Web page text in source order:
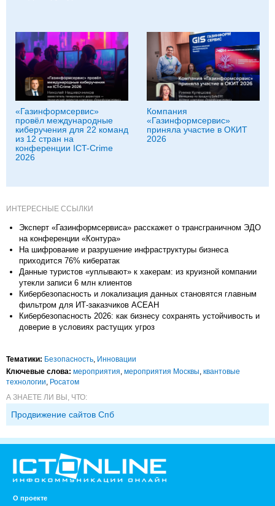
«Газинформсервис»
провёл международные
киберучения для 22 команд
из 12 стран на
конференции ICT-Crime
2026
Компания
«Газинформсервис»
приняла участие в ОКИТ
2026
ИНТЕРЕСНЫЕ ССЫЛКИ
Эксперт «Газинформсервиса» расскажет о трансграничном ЭДО
на конференции «Контура»
На шифрование и разрушение инфраструктуры бизнеса
приходится 76% кибератак
Данные туристов «уплывают» к хакерам: из круизной компании
утекли записи 6 млн клиентов
Кибербезопасность и локализация данных становятся главным
фильтром для ИТ-заказчиков АСЕАН
Кибербезопасность 2026: как бизнесу сохранять устойчивость и
доверие в условиях растущих угроз
Тематики: Безопасность Инновации
Ключевые слова: мероприятия мероприятия Москвы квантовые
технологии Росатом
А ЗНАЕТЕ ЛИ ВЫ, ЧТО:
Продвижение сайтов Спб
О проекте